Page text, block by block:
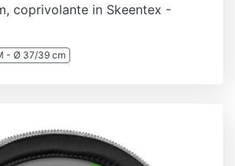
coprivolante in Skeentex -
- Ø 37/39 cm